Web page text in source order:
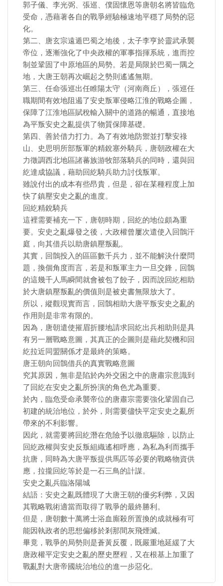
郭子儀、李光弼、張巡、僕固懷恩等唐朝名將皆臨危
受命，憑藉著各自的戰爭經驗極速地平穩了局勢的惡
化。
第二、唐玄宗遠遁巴蜀之地後，太子李亨於靈武承襲
帝位，逐漸強化了中央政權的軍事指揮系統，進而控
制並鞏固了中原地區的局勢。若是局限於巴蜀一隅之
地，大唐王朝再次崛起之勢則遙遙無期。
第三、任命張巡出任睢陽太守（河南商丘），張巡任
職期間有效地阻遏了安史叛軍侵略江淮的戰略企圖，
保障了江淮地區賦稅輸入關中的道路的暢通，直接地
為平叛安史之亂提供了物質保障基礎。
第四、善於借力打力。為了有效地防禦並打擊安祿
山、史思明所部叛軍的精銳塞外騎兵，唐朝政權在大
力徵調西北地區諸蕃族游牧部落騎兵的同時，還與回
紇達成協議，藉助回紇騎兵助力討伐叛軍。
雖說付出的成本有些昂貴，但是，卻在某種程度上加
快了鎮壓安史之亂的進度。
回紇精銳騎兵
這裡需要補充一下，唐朝時期，回紇的地位頗為重
要。安史之亂爆發之後，大政權曾屢次遣使入回鶻汗
庭，向其借兵以助唐鎮壓叛亂。
其實，回鶻投入的區區數千兵力，並不能解決什麼問
題，換個角度而言，若是和叛軍主力一旦交鋒，回鶻
的這幾千人馬瞬間就會被包了餃子，因而說回紇相助
於大唐鎮壓叛亂的價值則是被史書無限放大了。
所以，縱觀現實而言，回鶻相助大唐平叛安史之亂的
作用則是非常有限的。
因為，唐朝遣使摧眉折腰地請求回紇出兵相助則是具
有另一層戰略意圖，其真正的企圖則是藉此契機和回
紇拉近同盟關係才是最終的策略。
唐王朝向回鶻借兵的真實戰略意圖
究其原因，無非是陷於內外交困之中的唐肅宗意識到
了回紇在安史之亂所扮演的角色尤為重要。
於內，臨危受命承襲帝位的唐肅宗需要強化鞏固自己
初建的統治地位，於外，則需要儘快平定安史之亂所
帶來的不利影響。
因此，就需要將回紇潛在危險予以徹底驅除，以防止
回紇政權與安史反叛組織遙相呼應，為私為利而攜手
抗唐，同時為大唐平叛提供馬匹等必要的戰略物資供
應，拉攏回紇等於是一石三鳥的計謀。
安史之亂兵臨洛陽城
結語：安史之亂既體現了大唐王朝的優劣利弊，又因
其戰略戰術適當而取得了戰爭的最終勝利。
但是，唐朝數十萬將士浴血廝殺所置換的成就極有可
能因執政者的思想偏移於剎那間灰飛煙滅。
畢竟，戰爭的局勢則是蒼黃反覆，既嚴重地延緩了大
唐政權平定安史之亂的歷史歷程，又在根基上加重了
戰亂對大唐帝國統治地位的進一步惡化。